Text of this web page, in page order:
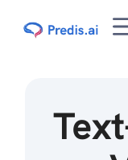
Inhalt